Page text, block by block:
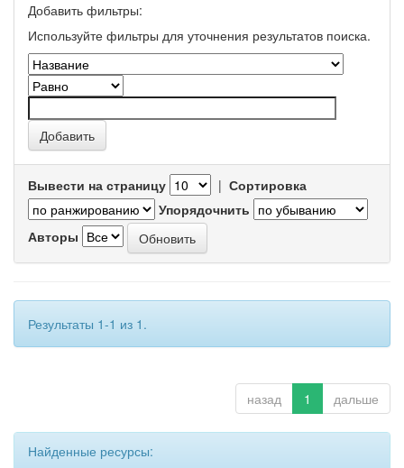
Добавить фильтры:
Используйте фильтры для уточнения результатов поиска.
Вывести на страницу | Сортировка
Упорядочнить
Авторы
Результаты 1-1 из 1.
назад 1 дальше
Найденные ресурсы: